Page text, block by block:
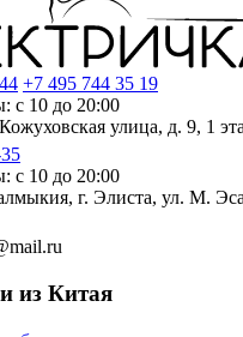
+7 495 744 35 19
с 10 до 20:00
улица, д. 9, 1
с 10 до 20:00
г. Элиста, ул. М.
из Китая